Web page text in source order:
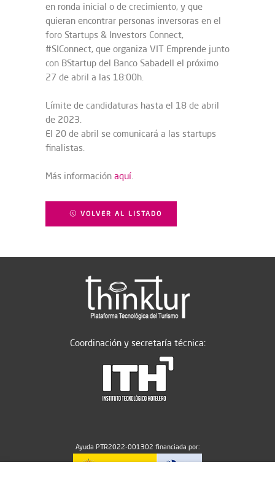
en ronda inicial o de crecimiento, y que
quieran encontrar personas inversoras en el
foro Startups & Investors Connect,
#SIConnect, que organiza VIT Emprende junto
con BStartup del Banco Sabadell el próximo
27 de abril a las 18:00h.
Límite de candidaturas hasta el 18 de abril
de 2023.
El 20 de abril se comunicará a las startups
finalistas.
Más información aquí.
VOLVER AL LISTADO
Coordinación y secretaría técnica:
Ayuda PTR2022-001302 financiada por: